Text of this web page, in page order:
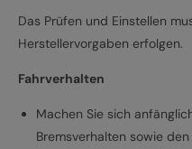
Das Prüfen und Einstellen
Herstellervorgaben erfolgen.
Fahrverhalten
Machen Sie sich
Bremsverhalten sowie